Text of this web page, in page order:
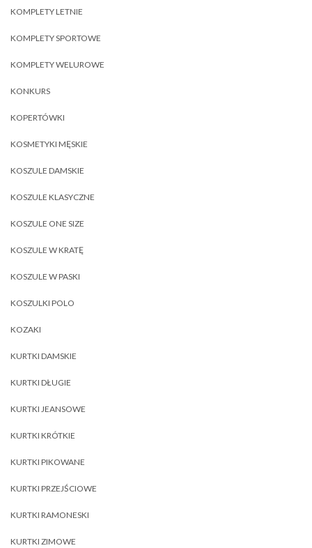
KOMPLETY LETNIE
KOMPLETY SPORTOWE
KOMPLETY WELUROWE
KONKURS
KOPERTÓWKI
KOSMETYKI MĘSKIE
KOSZULE DAMSKIE
KOSZULE KLASYCZNE
KOSZULE ONE SIZE
KOSZULE W KRATĘ
KOSZULE W PASKI
KOSZULKI POLO
KOZAKI
KURTKI DAMSKIE
KURTKI DŁUGIE
KURTKI JEANSOWE
KURTKI KRÓTKIE
KURTKI PIKOWANE
KURTKI PRZEJŚCIOWE
KURTKI RAMONESKI
KURTKI ZIMOWE